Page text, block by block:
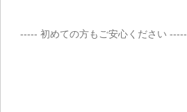
----- 初めての方もご安心ください -----